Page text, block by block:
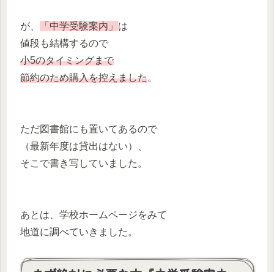
が、 「中学受験案内」 は
値段も結構するので
小5のタイミングまで
節約のため購入を控えました。
ただ図書館にも置いてあるので
（最新年度は貸出はない）、
そこで書き写していました。
あとは、学校ホームページをみて
地道に調べていきました。